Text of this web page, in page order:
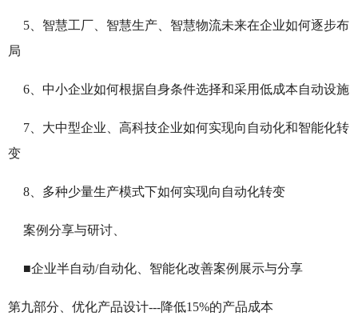
5、智慧工厂、智慧生产、智慧物流未来在企业如何逐步布
局
6、中小企业如何根据自身条件选择和采用低成本自动设施
7、大中型企业、高科技企业如何实现向自动化和智能化转
变
8、多种少量生产模式下如何实现向自动化转变
案例分享与研讨、
■企业半自动/自动化、智能化改善案例展示与分享
第九部分、 优化产品设计---降低15%的产品成本